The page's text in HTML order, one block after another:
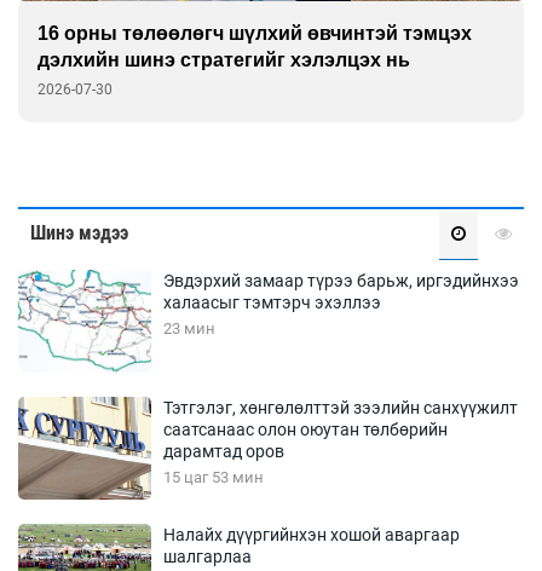
16 орны төлөөлөгч шүлхий өвчинтэй тэмцэх
дэлхийн шинэ стратегийг хэлэлцэх нь
2026-07-30
Шинэ мэдээ
Эвдэрхий замаар түрээ барьж, иргэдийнхээ
халаасыг тэмтэрч эхэллээ
23 мин
Тэтгэлэг, хөнгөлөлттэй зээлийн санхүүжилт
саатсанаас олон оюутан төлбөрийн
дарамтад оров
15 цаг 53 мин
Налайх дүүргийнхэн хошой аваргаар
шалгарлаа